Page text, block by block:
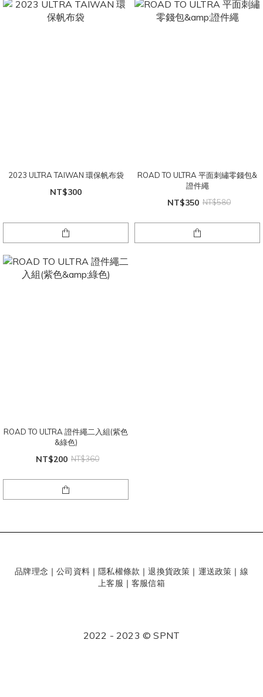
2023 ULTRA TAIWAN 環保帆布袋
NT$300
ROAD TO ULTRA 平面刺繡零錢包&
證件繩
NT$350 NT$580
ROAD TO ULTRA 證件繩二入組(紫色
&綠色)
NT$200 NT$360
品牌理念 ｜公司資料 ｜ 隱私權條款 ｜退換貨政策 ｜ 運送政策 ｜ 線
上客服 ｜ 客服信箱
2022 - 2023 © SPNT